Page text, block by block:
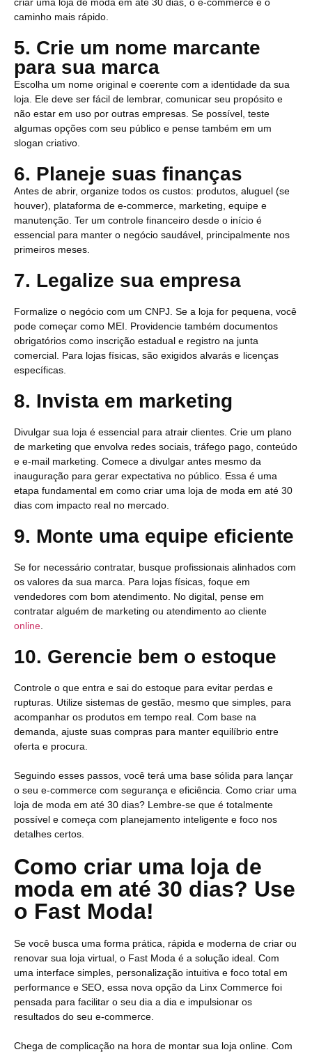
caminho mais rápido.
5. Crie um nome marcante
para sua marca
Escolha um nome original e coerente com a identidade da sua
loja. Ele deve ser fácil de lembrar, comunicar seu propósito e
não estar em uso por outras empresas. Se possível, teste
algumas opções com seu público e pense também em um
slogan criativo.
6. Planeje suas finanças
Antes de abrir, organize todos os custos: produtos, aluguel (se
houver), plataforma de e-commerce, marketing, equipe e
manutenção. Ter um controle financeiro desde o início é
essencial para manter o negócio saudável, principalmente nos
primeiros meses.
7. Legalize sua empresa
Formalize o negócio com um CNPJ. Se a loja for pequena, você
pode começar como MEI. Providencie também documentos
obrigatórios como inscrição estadual e registro na junta
comercial. Para lojas físicas, são exigidos alvarás e licenças
específicas.
8. Invista em marketing
Divulgar sua loja é essencial para atrair clientes. Crie um plano
de marketing que envolva redes sociais, tráfego pago, conteúdo
e e-mail marketing. Comece a divulgar antes mesmo da
inauguração para gerar expectativa no público. Essa é uma
etapa fundamental em como criar uma loja de moda em até 30
dias com impacto real no mercado.
9. Monte uma equipe eficiente
Se for necessário contratar, busque profissionais alinhados com
os valores da sua marca. Para lojas físicas, foque em
vendedores com bom atendimento. No digital, pense em
contratar alguém de marketing ou atendimento ao cliente
online
10. Gerencie bem o estoque
Controle o que entra e sai do estoque para evitar perdas e
rupturas. Utilize sistemas de gestão, mesmo que simples, para
acompanhar os produtos em tempo real. Com base na
demanda, ajuste suas compras para manter equilíbrio entre
oferta e procura.
Seguindo esses passos, você terá uma base sólida para lançar
o seu e-commerce com segurança e eficiência. Como criar uma
loja de moda em até 30 dias? Lembre-se que é totalmente
possível e começa com planejamento inteligente e foco nos
detalhes certos.
Como criar uma loja de
moda em até 30 dias? Use
o Fast Moda!
Se você busca uma forma prática, rápida e moderna de criar ou
renovar sua loja virtual, o Fast Moda é a solução ideal. Com
uma interface simples, personalização intuitiva e foco total em
performance e SEO, essa nova opção da Linx Commerce foi
pensada para facilitar o seu dia a dia e impulsionar os
resultados do seu e-commerce.
Chega de complicação na hora de montar sua loja online. Com